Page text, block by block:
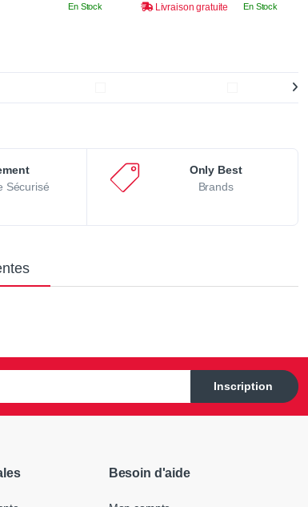
En Stock Livraison gratuite En Stock
Sécurisé
Only Best
Brands
Inscription
Besoin d'aide